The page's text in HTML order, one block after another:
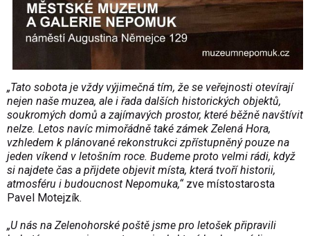
„Tato sobota je vždy výjimečná tím, že se veřejnosti otevírají
nejen naše muzea, ale i řada dalších historických objektů,
soukromých domů a zajímavých prostor, které běžně navštívit
nelze. Letos navíc mimořádně také zámek Zelená Hora,
vzhledem k plánované rekonstrukci zpřístupněný pouze na
jeden víkend v letošním roce. Budeme proto velmi rádi, když
si najdete čas a přijdete objevit místa, která tvoří historii,
atmosféru i budoucnost Nepomuka,“zve místostarosta
Pavel Motejzík.
„U nás na Zelenohorské poště jsme pro letošek připravili